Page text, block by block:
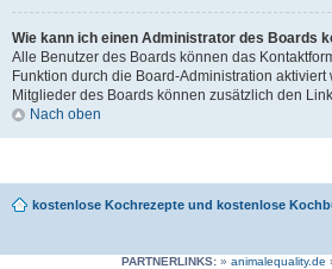
Wie kann ich einen Administrator des Boards
Alle Benutzer des Boards können das
Funktion durch die Board-Administration aktiviert
Mitglieder des Boards können zusätzlich den
Nach oben
kostenlose Kochrezepte und kostenlose
PARTNERLINKS:» animalequality.de